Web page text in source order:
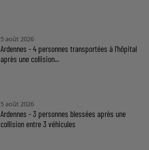
5 août 2026
Ardennes - 4 personnes transportées à l'hôpital
après une collision...
5 août 2026
Ardennes - 3 personnes blessées après une
collision entre 3 véhicules